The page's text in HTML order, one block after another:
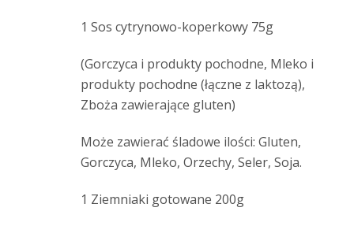
1 Sos cytrynowo-koperkowy 75g
(Gorczyca i produkty pochodne, Mleko i
produkty pochodne (łączne z laktozą),
Zboża zawierające gluten)
Może zawierać śladowe ilości: Gluten,
Gorczyca, Mleko, Orzechy, Seler, Soja.
1 Ziemniaki gotowane 200g